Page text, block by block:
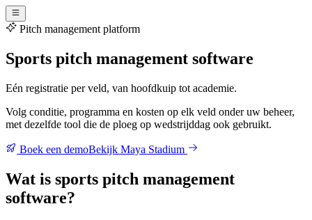
Pitch management platform
Sports pitch management software
Eén registratie per veld, van hoofdkuip tot academie.
Volg conditie, programma en kosten op elk veld onder uw beheer,
met dezelfde tool die de ploeg op wedstrijddag ook gebruikt.
Boek een demoBekijk Maya Stadium
Wat is sports pitch management
software?